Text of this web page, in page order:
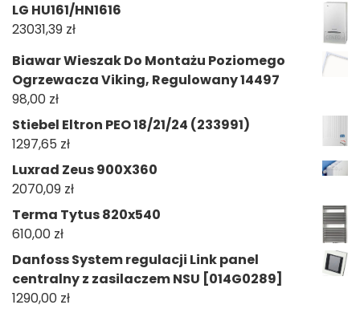
LG HU161/HN1616
23031,39 zł
Biawar Wieszak Do Montażu Poziomego
Ogrzewacza Viking, Regulowany 14497
98,00 zł
Stiebel Eltron PEO 18/21/24 (233991)
1297,65 zł
Luxrad Zeus 900X360
2070,09 zł
Terma Tytus 820x540
610,00 zł
Danfoss System regulacji Link panel
centralny z zasilaczem NSU [014G0289]
1290,00 zł